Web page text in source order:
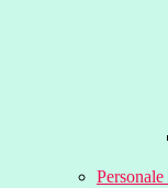
Personale